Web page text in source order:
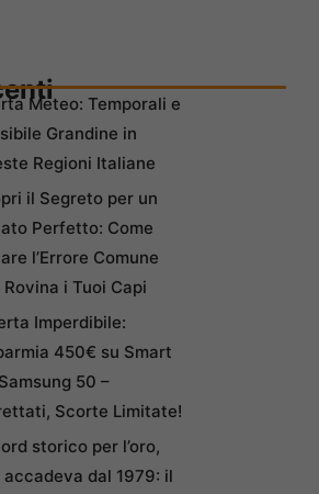
Meteo: Temporali e
Grandine in
Regioni Italiane
il Segreto per un
Perfetto: Come
l’Errore Comune
Rovina i Tuoi Capi
Imperdibile:
450€ su Smart
50 –
Scorte Limitate!
storico per l’oro,
accadeva dal 1979: il